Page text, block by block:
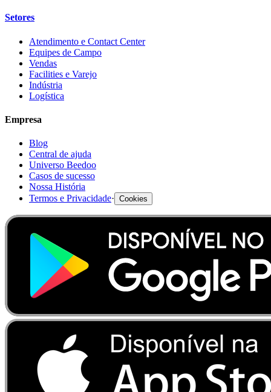
Setores
Atendimento e Contact Center
Equipes de Campo
Vendas
Facilities e Varejo
Indústria
Logística
Empresa
Blog
Central de ajuda
Universo Beedoo
Casos de sucesso
Nossa História
Termos e Privacidade· Cookies